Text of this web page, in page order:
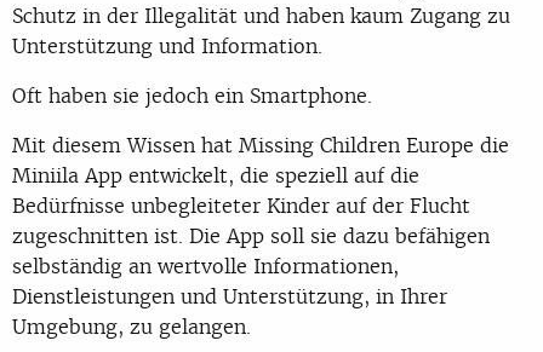
Schutz in der Illegalität und haben kaum Zugang zu
Unterstützung und Information.
Oft haben sie jedoch ein Smartphone.
Mit diesem Wissen hat Missing Children Europe die
Miniila App entwickelt, die speziell auf die
Bedürfnisse unbegleiteter Kinder auf der Flucht
zugeschnitten ist. Die App soll sie dazu befähigen
selbständig an wertvolle Informationen,
Dienstleistungen und Unterstützung, in Ihrer
Umgebung, zu gelangen.